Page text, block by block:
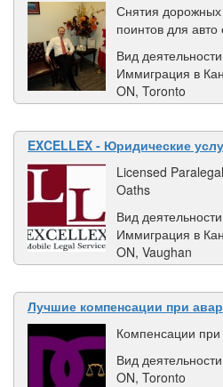
Снятия
поинтов для авто
Вид
Иммиграция в
ON, Toronto
EXCELLEX - Юридические
Licensed
Oaths
Вид
Иммиграция в
ON, Vaughan
Лучшие компенсации при
Компенсации
Вид
ON, Toronto